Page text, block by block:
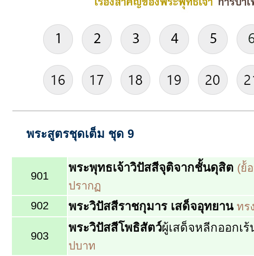
พระสูตรชุดเต็ม ชุด 9
901
พระพุทธเจ้าวิปัสสีจุติจากชั้นดุสิต (ย้้
ปรากฏ
902
พระวิปัสสีราชกุมาร เสด็จอุทยาน ทร
903
พระวิปัสสีโพธิสัตว์ผู้เสด็จหลีกออกเร้
ปบาท